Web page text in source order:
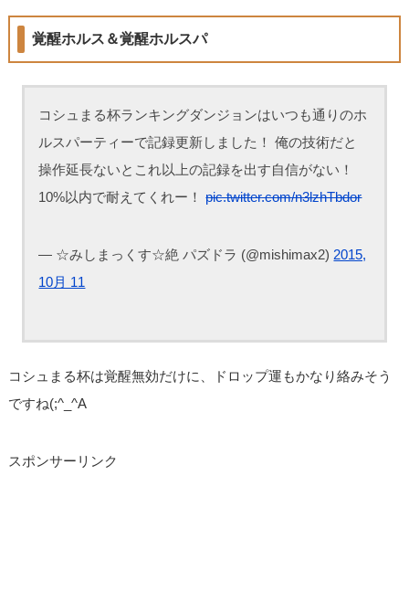
覚醒ホルス＆覚醒ホルスパ
コシュまる杯ランキングダンジョンはいつも通りのホ
ルスパーティーで記録更新しました！ 俺の技術だと
操作延長ないとこれ以上の記録を出す自信がない！
10%以内で耐えてくれー！pic.twitter.com/n3lzhTbdor
— ☆みしまっくす☆絶 パズドラ (@mishimax2) 2015,
10月 11
コシュまる杯は覚醒無効だけに、ドロップ運もかなり絡みそう
ですね(;^_^A
スポンサーリンク